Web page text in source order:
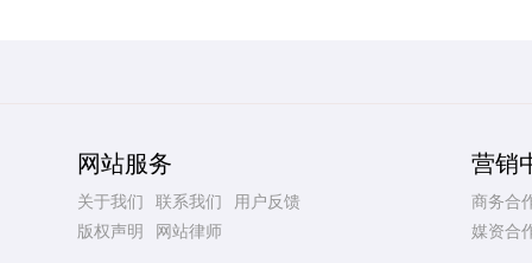
网站服务
关于我们 联系我们
用户反馈
版权声明
网站律师
营销
商务合
媒资合